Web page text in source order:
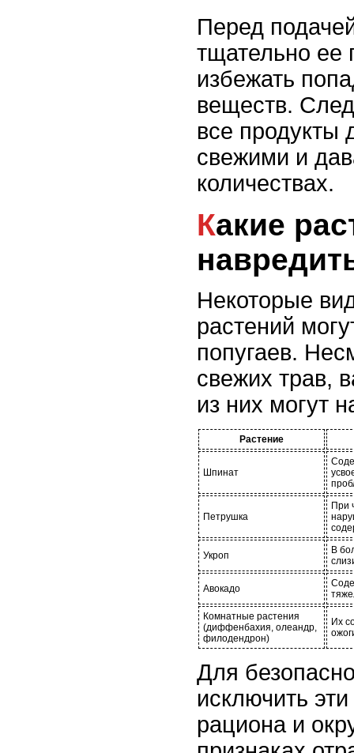
Перед
тщательно ее
избежать
веществ.
все продукты
свежими и
количествах.
Какие растения могут
Некоторые
растений
попугаев.
свежих трав,
из них могут
Растение
Шпинат
Петрушка
При
Укроп
В
Авокадо
Комнатные растения
(диффенбахия, олеандр,
филодендрон)
Их
Для
исключить
рациона и